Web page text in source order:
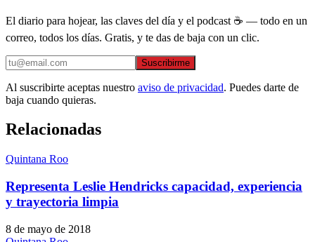
El diario para hojear, las claves del día y el podcast ☕ — todo en un
correo, todos los días. Gratis, y te das de baja con un clic.
Suscribirme
Al suscribirte aceptas nuestro aviso de privacidad. Puedes darte de
baja cuando quieras.
Relacionadas
Quintana Roo
Representa Leslie Hendricks capacidad, experiencia
y trayectoria limpia
8 de mayo de 2018